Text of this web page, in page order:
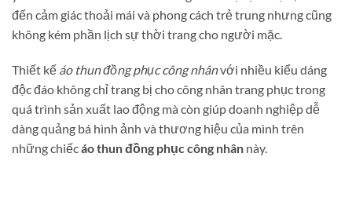
đến cảm giác thoải mái và phong cách trẻ trung nhưng cũng
không kém phần lịch sự thời trang cho người mặc.
Thiết kế áo thun đồng phục công nhânvới nhiều kiểu dáng
độc đáo không chỉ trang bị cho công nhân trang phục trong
quá trình sản xuất lao động mà còn giúp doanh nghiệp dễ
dàng quảng bá hình ảnh và thương hiệu của mình trên
những chiếcáo thun đồng phục công nhân này.